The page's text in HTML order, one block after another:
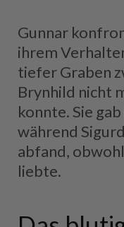
Gunnar
ihrem
tiefer Graben
Brynhild nicht
konnte. Sie
während
abfand,
liebte.